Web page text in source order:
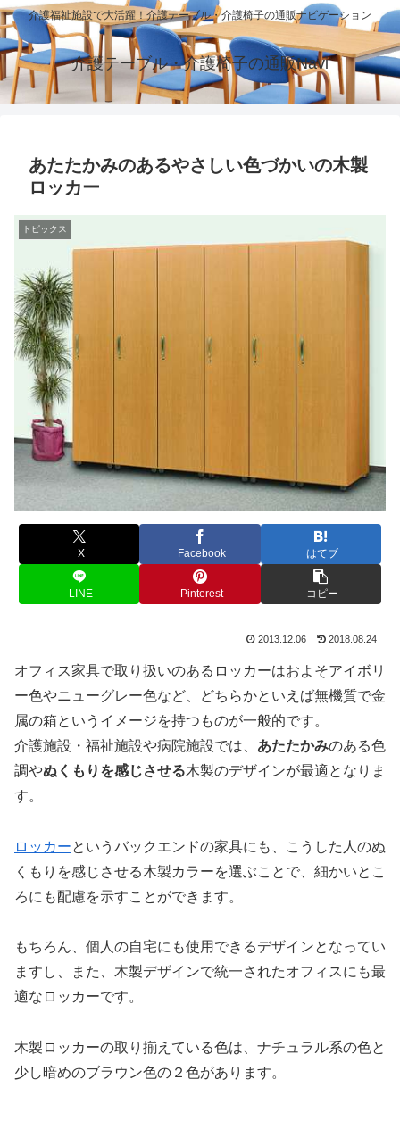
介護福祉施設で大活躍！介護テーブル・介護椅子の通販ナビゲーション
介護テーブル・介護椅子の通販Navi
あたたかみのあるやさしい色づかいの木製
ロッカー
トピックス
X Facebook はてブ
LINE Pinterest コピー
2013.12.06 2018.08.24
オフィス家具で取り扱いのあるロッカーはおよそアイボリ
ー色やニューグレー色など、どちらかといえば無機質で金
属の箱というイメージを持つものが一般的です。
介護施設・福祉施設や病院施設では、 あたたかみのある色
調やぬくもりを感じさせる木製のデザインが最適となりま
す。
ロッカーというバックエンドの家具にも、こうした人のぬ
くもりを感じさせる木製カラーを選ぶことで、細かいとこ
ろにも配慮を示すことができます。
もちろん、個人の自宅にも使用できるデザインとなってい
ますし、また、木製デザインで統一されたオフィスにも最
適なロッカーです。
木製ロッカーの取り揃えている色は、ナチュラル系の色と
少し暗めのブラウン色の２色があります。